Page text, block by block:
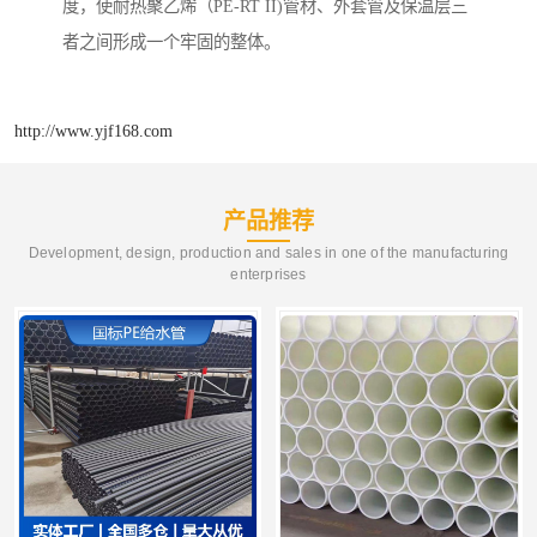
度，使耐热聚乙烯（PE-RT II)管材、外套管及保温层三
者之间形成一个牢固的整体。
http://www.yjf168.com
产品推荐
Development, design, production and sales in one of the manufacturing
enterprises